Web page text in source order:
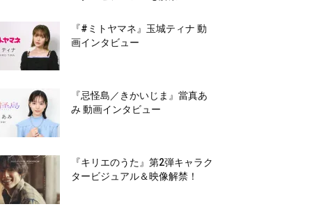
『#ミトヤマネ』玉城ティナ 動
画インタビュー
『忌怪島／きかいじま』當真あ
み 動画インタビュー
『キリエのうた』第2弾キャラク
タービジュアル＆映像解禁！